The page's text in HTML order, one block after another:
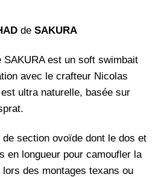
de SAKURA
SAKURA est un soft swimbait
avec le crafteur Nicolas
ultra naturelle, basée sur
section ovoïde dont le dos et
en longueur pour camoufler la
lors des montages texans ou